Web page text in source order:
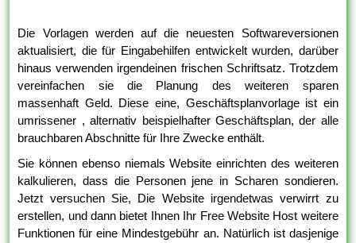
Die Vorlagen werden auf die neuesten Softwareversionen
aktualisiert, die für Eingabehilfen entwickelt wurden, darüber
hinaus verwenden irgendeinen frischen Schriftsatz. Trotzdem
vereinfachen sie die Planung des weiteren sparen
massenhaft Geld. Diese eine, Geschäftsplanvorlage ist ein
umrissener , alternativ beispielhafter Geschäftsplan, der alle
brauchbaren Abschnitte für Ihre Zwecke enthält.
Sie können ebenso niemals Website einrichten des weiteren
kalkulieren, dass die Personen jene in Scharen sondieren.
Jetzt versuchen Sie, Die Website irgendetwas verwirrt zu
erstellen, und dann bietet Ihnen Ihr Free Website Host weitere
Funktionen für eine Mindestgebühr an. Natürlich ist dasjenige